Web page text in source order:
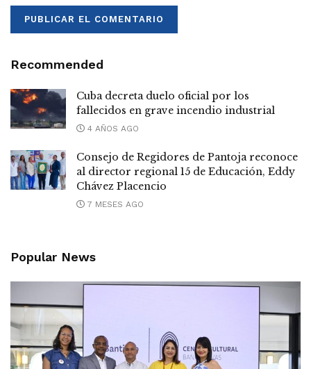
Recommended
Cuba decreta duelo oficial por los
fallecidos en grave incendio industrial
4 AÑOS AGO
Consejo de Regidores de Pantoja reconoce
al director regional 15 de Educación, Eddy
Chávez Placencio
7 MESES AGO
Popular News